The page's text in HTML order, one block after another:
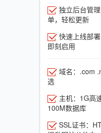
独立后台管
单，轻松更新
快速上线部署
即刻启用
域名：.com
选
主机：1G高
100M数据库
SSL证书：